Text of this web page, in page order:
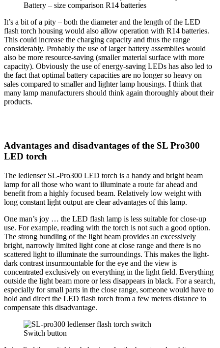
Battery – size comparison R14 batteries
It’s a bit of a pity – both the diameter and the length of the LED
flash torch housing would also allow operation with R14 batteries.
This could increase the charging capacity and thus the range
considerably. Probably the use of larger battery assemblies would
also be more resource-saving (smaller material surface with more
capacity). Obviously the use of energy-saving LEDs has also led to
the fact that optimal battery capacities are no longer so heavy on
sales compared to smaller and lighter lamp housings. I think that
many lamp manufacturers should think again thoroughly about their
products.
Advantages and disadvantages of the SL Pro300
LED torch
The ledlenser SL-Pro300 LED torch is a handy and bright beam
lamp for all those who want to illuminate a route far ahead and
benefit from a highly focused beam. Relatively low weight with
long constant light output are clear advantages of this lamp.
One man’s joy … the LED flash lamp is less suitable for close-up
use. For example, reading with the torch is not such a good option.
The strong bundling of the light beam provides an excessively
bright, narrowly limited light cone at close range and there is no
scattered light to illuminate the surroundings. This makes the light-
dark contrast insurmountable for the eye and the view is
concentrated exclusively on everything in the light field. Everything
outside the light beam more or less disappears in black. For a search,
especially for small parts in the close range, someone would have to
hold and direct the LED flash torch from a few meters distance to
compensate this disadvantage.
Switch button